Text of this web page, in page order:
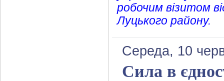
робочим візитом
Луцького району.
Середа, 10
Сила в